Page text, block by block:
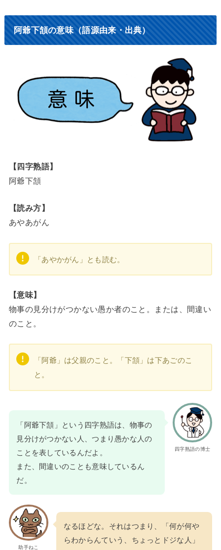
阿爺下頷の意味（語源由来・出典）
【四字熟語】
阿爺下頷
【読み方】
あやあがん
「あやかがん」とも読む。
【意味】
物事の見分けがつかない愚か者のこと。または、間違い
のこと。
「阿爺」は父親のこと。「下頷」は下あごのこ
と。
四字熟語の博士
「阿爺下頷」という四字熟語は、物事の
見分けがつかない人、つまり愚かな人の
ことを表しているんだよ。
また、間違いのことも意味しているん
だ。
助手ねこ
なるほどな。それはつまり、「何が何や
らわからんていう、ちょっとドジな人」